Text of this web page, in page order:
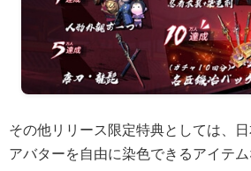
その他リリース限定特典としては、
アバターを自由に染色できるアイテム